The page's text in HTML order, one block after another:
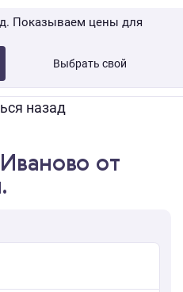
Показываем цены для
Выбрать свойРозница → WB
назад
от